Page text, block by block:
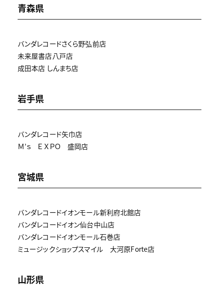
青森県
バンダレコードさくら野弘前店
未来屋書店八戸店
成田本店 しんまち店
岩手県
バンダレコード矢巾店
Ｍ’ｓ ＥＸＰＯ 盛岡店
宮城県
バンダレコードイオンモール新利府北館店
バンダレコードイオン仙台中山店
バンダレコードイオンモール石巻店
ミュージックショップスマイル 大河原Forte店
山形県